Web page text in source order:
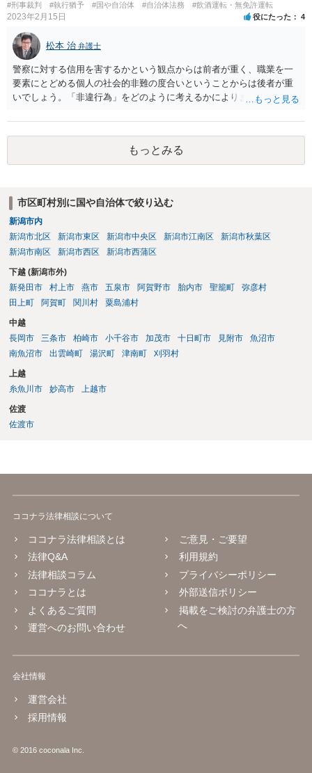
#刑事裁判 #執行猶予 #国や自治体 #自治体法務 #飲酒運転・無免許運転
2023年2月15日 役にたった 4
松本 治 弁護士
警察に対する信用を害するかという観点からは前者が重く、職業を一
要素にとどめる個人の社会的非難の度合いということからは後者が重
いでしょう。「非違行為」をどのように考えるかによります。
もっとみる
市区町村別に国や自治体で絞り込む
新潟市内
新潟市北区
新潟市東区 新潟市中央区 新潟市江南区
新潟市秋葉区
新潟市南区
新潟市西区 新潟市西蒲区
下越 (新潟市外)
新発田市
村上市 燕市 五泉市 阿賀野市 胎内市 聖籠町
弥彦村
田上町
阿賀町 関川村 粟島浦村
中越
長岡市
三条市 柏崎市 小千谷市 加茂市 十日町市 見附市
魚沼市
南魚沼市
出雲崎町 湯沢町 津南町 刈羽村
上越
糸魚川市
妙高市 上越市
佐渡
佐渡市
ココナラ法律相談について
ココナラ法律相談とは
法律Q&A
法律相談コラム
ココナラとは
よくあるご質問
運営へのお問い合わせ
ご意見・ご要望
利用規約
プライバシーポリシー
外部送信ポリシー
掲載をご検討の弁護士の方
へ
会社情報
運営会社
採用情報
© 2016 coconala Inc.